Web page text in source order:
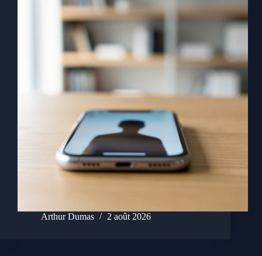
Arthur Dumas 2 août 2026